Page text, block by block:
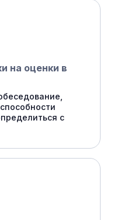
на оценки в
с